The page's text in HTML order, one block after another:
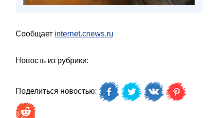
Сообщает internet.cnews.ru
Новость из рубрики:
Поделиться новостью: